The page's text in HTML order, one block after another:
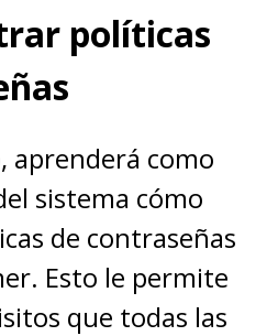
políticas
aprenderá como
sistema cómo
de contraseñas
Esto le permite
que todas las